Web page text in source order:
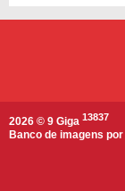
2026 © 9 Giga 13837
Banco de imagens por